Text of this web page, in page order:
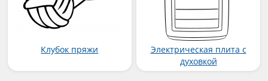
Клубок пряжи
Электрическая плита с
духовкой